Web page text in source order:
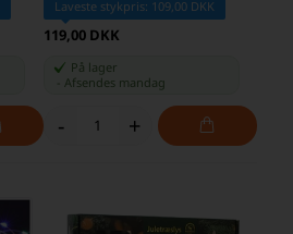
Laveste stykpris: 109,00 DKK
119,00 DKK
På lager
Afsendes mandag
- +